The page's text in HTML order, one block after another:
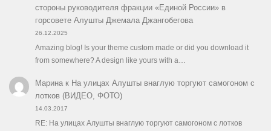
стороны руководителя фракции «Единой России» в
горсовете Алушты Джемала Джангобегова
26.12.2025
Amazing blog! Is your theme custom made or did you download it
from somewhere? A design like yours with a…
Маринак На улицах Алушты внаглую торгуют самогоном с
лотков (ВИДЕО, ФОТО)
14.03.2017
RE: На улицах Алушты внаглую торгуют самогоном с лотков